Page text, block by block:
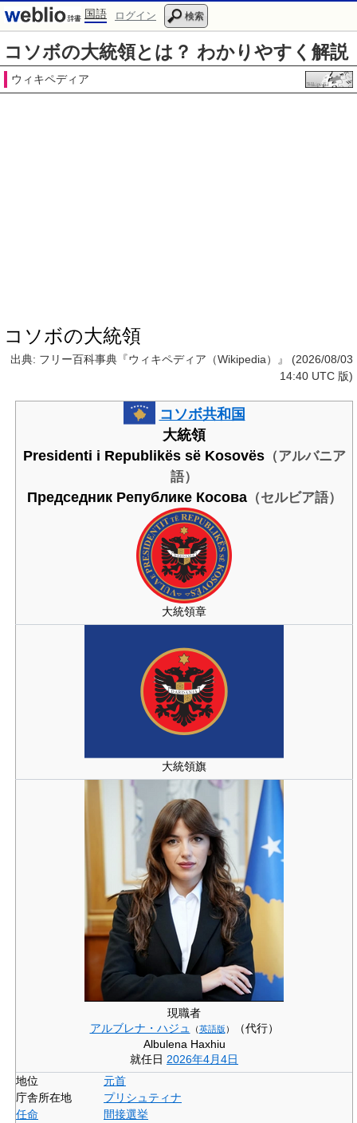
国語 ログイン 検索
コソボの大統領とは？ わかりやすく解説
ウィキペディア
コソボの大統領
出典: フリー百科事典『ウィキペディア（Wikipedia）』 (2026/08/03
14:40 UTC 版)
コソボ共和国
大統領
Presidenti i Republikës së Kosovës（アルバニア
語）
Председник Pепубликe Косовa（セルビア語）
大統領章
大統領旗
現職者
アルブレナ・ハジュ
（英語版）
（代行）
Albulena Haxhiu
就任日 2026年4月4日
地位
元首
庁舎所在地
プリシュティナ
任命
間接選挙